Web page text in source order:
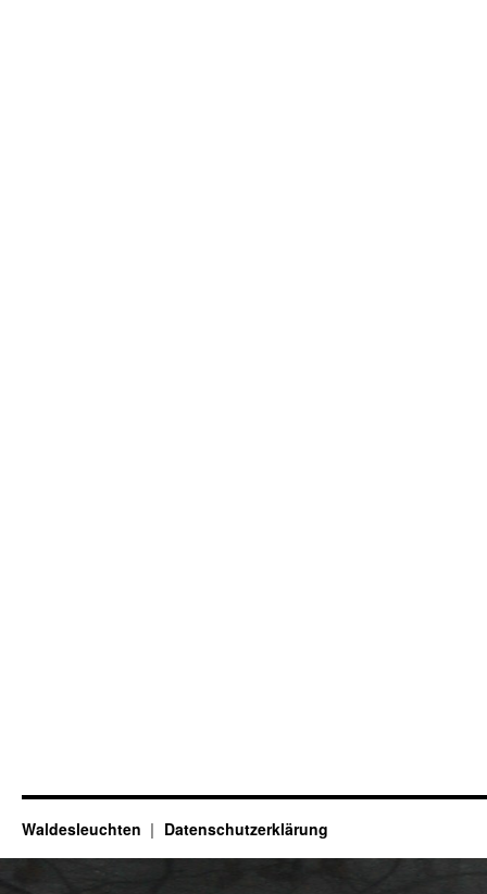
Waldesleuchten Datenschutzerklärung